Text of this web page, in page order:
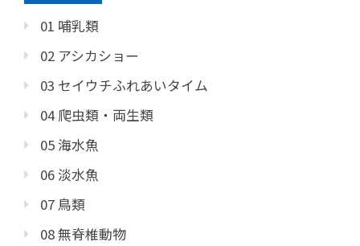
01 哺乳類
02 アシカショー
03 セイウチふれあいタイム
04 爬虫類・両生類
05 海水魚
06 淡水魚
07 鳥類
08 無脊椎動物